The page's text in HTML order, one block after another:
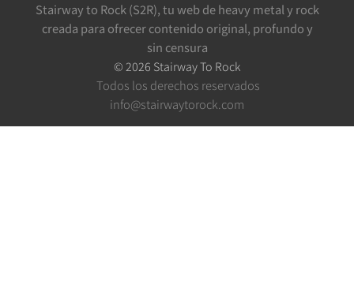
Stairway to Rock (S2R), tu web de heavy metal y rock
creada para ofrecer contenido original, profundo y
sin censura
© 2026 Stairway To Rock
Todos los derechos reservados
info@stairwaytorock.com